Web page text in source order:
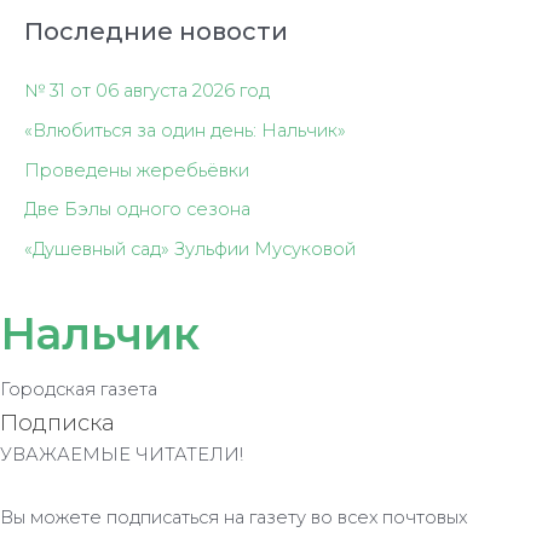
Последние новости
№ 31 от 06 августа 2026 год
«Влюбиться за один день: Нальчик»
Проведены жеребьёвки
Две Бэлы одного сезона
«Душевный сад» Зульфии Мусуковой
Нальчик
Городская газета
Подписка
УВАЖАЕМЫЕ ЧИТАТЕЛИ!
Вы можете подписаться на газету во всех почтовых